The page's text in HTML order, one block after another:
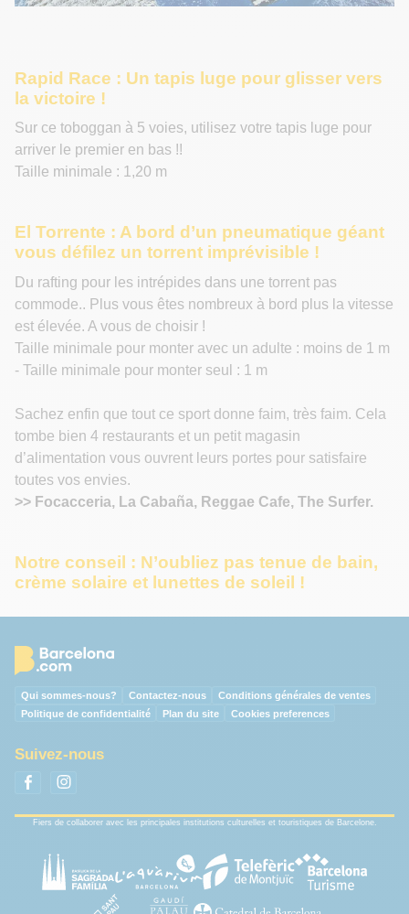
Rapid Race : Un tapis luge pour glisser vers
la victoire !
Sur ce toboggan à 5 voies, utilisez votre tapis luge pour
arriver le premier en bas !!
Taille minimale : 1,20 m
El Torrente : A bord d’un pneumatique géant
vous défilez un torrent imprévisible !
Du rafting pour les intrépides dans une torrent pas
commode.. Plus vous êtes nombreux à bord plus la vitesse
est élevée. A vous de choisir !
Taille minimale pour monter avec un adulte : moins de 1 m
- Taille minimale pour monter seul : 1 m
Sachez enfin que tout ce sport donne faim, très faim. Cela
tombe bien 4 restaurants et un petit magasin
d’alimentation vous ouvrent leurs portes pour satisfaire
toutes vos envies.
>> Focacceria, La Cabaña, Reggae Cafe, The Surfer.
Notre conseil : N’oubliez pas tenue de bain,
crème solaire et lunettes de soleil !
Qui sommes-nous? Contactez-nous
Conditions générales de ventes
Politique de confidentialité
Plan du site Cookies preferences
Suivez-nous
Fiers de collaborer avec les principales institutions culturelles et touristiques de Barcelone.